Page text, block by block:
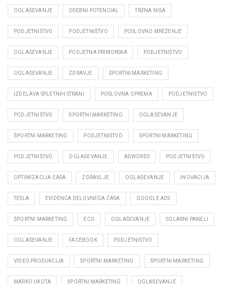
OGLAŠEVANJE OSEBNI POTENCIAL TRŽNA NIŠA
PODJETNIŠTVO PODJETNIŠTVO POSLOVNO MREŽENJE
OGLAŠEVANJE PODJETNA PRIMORSKA PODJETNIŠTVO
OGLAŠEVANJE ZDRAVJE ŠPORTNI MARKETING
IZDELAVA SPLETNIH STRANI POSLOVNA OPREMA PODJETNIŠTVO
PODJETNIŠTVO ŠPORTNI MARKETING OGLAŠEVANJE
ŠPORTNI MARKETING PODJETNIŠTVO ŠPORTNI MARKETING
PODJETNIŠTVO OGLAŠEVANJE ADWORDS PODJETNIŠTVO
OPTIMIZACIJA ČASA ZDRAVLJE OGLAŠEVANJE INOVACIJA
TESLA EVIDENCA DELOVNEGA ČASA GOOGLE ADS
ŠPORTNI MARKETING ECO OGLAŠEVANJE SOLARNI PANELI
OGLAŠEVANJE FACEBOOK PODJETNIŠTVO
VIDEO PRODUKCIJA ŠPORTNI MARKETING ŠPORTNI MARKETING
MARKO UKOTA ŠPORTNI MARKETING OGLAŠEVANJE